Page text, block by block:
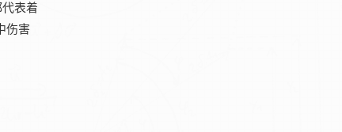
表着
伤害